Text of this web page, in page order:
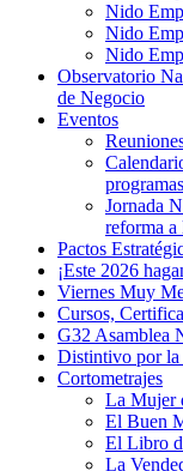
Nido
Nido
Nido
Observatorio
de Negocio
Eventos
programas
Jornada
reforma
Pactos
¡Este 2026
Viernes Muy
Cursos,
G32 Asamblea
Distintivo por la
Cortometrajes
La Mujer
El Buen
El Libro
La